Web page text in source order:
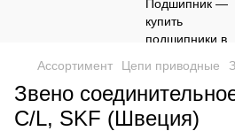
Ассортимент Цепи приводные
Звено
C/L, SKF (Швеция)